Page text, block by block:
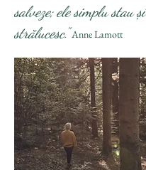
salveze; ele simplu stau și
strălucesc.”Anne Lamott